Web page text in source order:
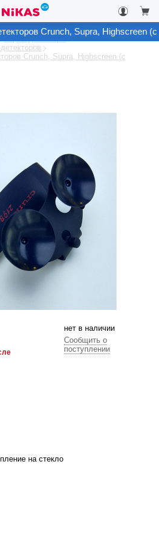
Радар-детекторы
Crunch, Supra, Highscreen (с
Crunch, Supra, Highscreen (с
нет в наличии
Сообщить о
поступлении
на стекло